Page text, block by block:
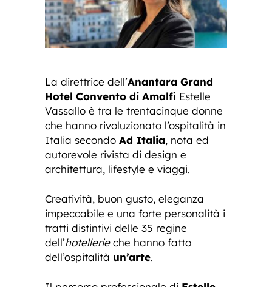
La direttrice dell’Anantara Grand
Hotel Convento di Amalfi Estelle
Vassallo è tra le trentacinque donne
che hanno rivoluzionato l’ospitalità in
Italia secondo Ad Italia, nota ed
autorevole rivista di design e
architettura, lifestyle e viaggi.
Creatività, buon gusto, eleganza
impeccabile e una forte personalità i
tratti distintivi delle 35 regine
dell’hotellerieche hanno fatto
dell’ospitalità un’arte.